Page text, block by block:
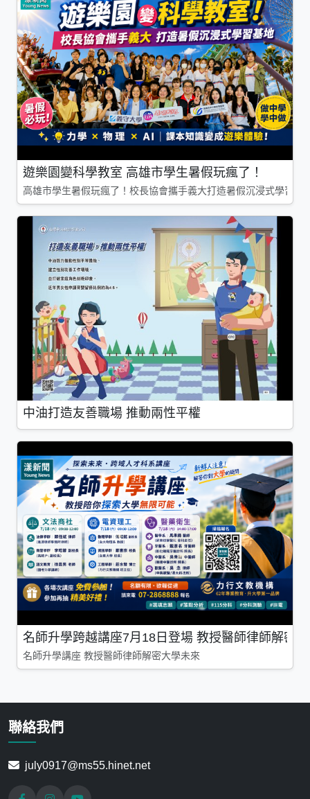
遊樂園變科學教室 高雄市學生暑假玩瘋了！
高雄市學生暑假玩瘋了！校長協會攜手義大打造暑假沉浸式學習基
中油打造友善職場 推動兩性平權
名師升學跨越講座7月18日登場 教授醫師律師解密
名師升學講座 教授醫師律師解密大學未來
聯絡我們
july0917@ms55.hinet.net